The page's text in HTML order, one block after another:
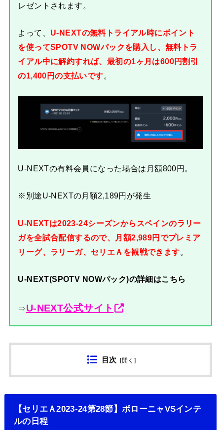
レゼントされます。
よって、 U-NEXTの無料トライアル時にポイント
を使ってSPOTV NOWパックを購入し、無料トラ
イアル中に解約すれば、最初の1ヶ月は600円割引
の1,400円の支払いです。
U-NEXTの有料会員になった場合は月額800円。
※別途U-NEXTの月額2,189円が発生
U-NEXTは2023-24シーズンからスペインのラリー
ガを全試合配信するので、月額2,989円でプレミア
リーグ、ラリーガ、セリエＡを観戦できます
U-NEXT(SPOTV NOWパック)の詳細はこちら
⇒U-NEXT公式サイト
目次 [開く ]
【セリエＡ2023-24第28節】ボローニャVSインテ
ルの日程